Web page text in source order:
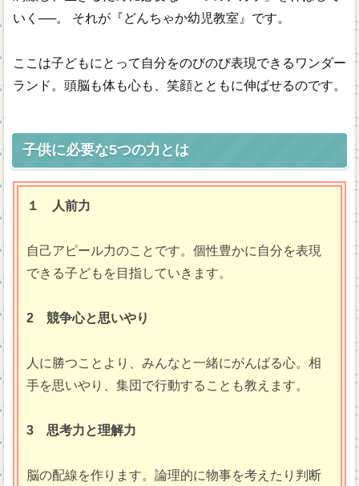
いく──。 それが『どんちゃか幼児教室』です。
ここは子どもにとって自分をのびのび表現できるワンダー
ランド。頭脳も体も心も、笑顔とともに伸ばせるのです。
子供に必要な5つの力とは
１ 人前力
自己アピール力のことです。個性豊かに自分を表現
できる子どもを目指していきます。
2 競争心と思いやり
人に勝つことより、みんなと一緒にがんばる心。相
手を思いやり、集団で行動することも教えます。
3 思考力と理解力
脳の配線を作ります。論理的に物事を考えたり判断